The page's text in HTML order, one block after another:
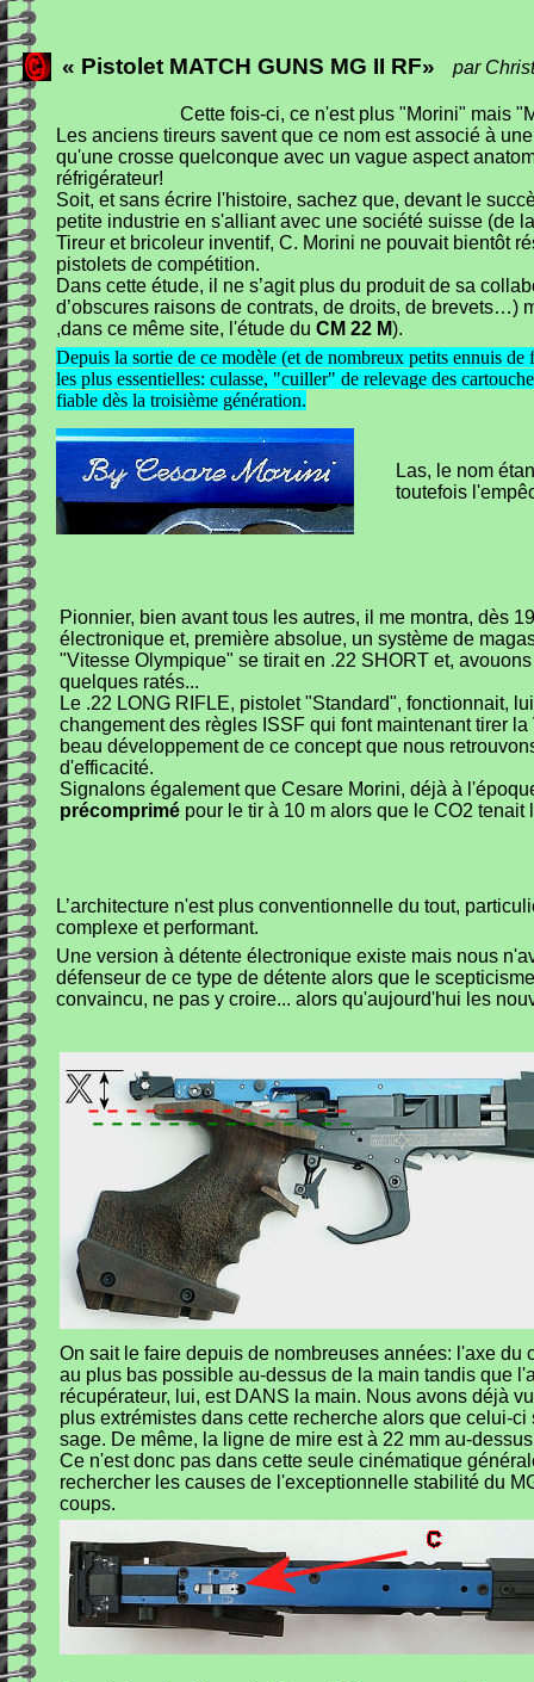
« Pistolet MATCH GUNS MG II RF» par
Cette fois-ci, ce n'est plus "Morini" mais
Les anciens tireurs savent que ce nom est associé à
qu'une crosse quelconque avec un vague aspect
réfrigérateur!
Soit, et sans écrire l'histoire, sachez que, devant le
petite industrie en s'alliant avec une société suisse (de
Tireur et bricoleur inventif, C. Morini ne pouvait bientôt
pistolets de compétition.
Dans cette étude, il ne s’agit plus du produit de sa
d’obscures raisons de contrats, de droits, de brevets…)
,dans ce même site, l'étude du CM 22 M).
Depuis la sortie de ce modèle (et de nombreux petits ennuis
les plus essentielles: culasse, "cuiller" de relevage des
fiable dès la troisième génération.
Las, le nom
toutefois
Pionnier, bien avant tous les autres, il me montra, dès
électronique et, première absolue, un système de
"Vitesse Olympique" se tirait en .22 SHORT et,
quelques ratés...
Le .22 LONG RIFLE, pistolet "Standard", fonctionnait,
changement des règles ISSF qui font maintenant tirer
beau développement de ce concept que nous retrouvon
d'efficacité.
Signalons également que Cesare Morini, déjà à
précomprimé pour le tir à 10 m alors que le CO2 tenait
L’architecture n'est plus conventionnelle du tout,
complexe et performant.
Une version à détente électronique existe mais nous
défenseur de ce type de détente alors que le
convaincu, ne pas y croire... alors qu'aujourd'hui les
On sait le faire depuis de nombreuses années: l'axe du
au plus bas possible au-dessus de la main tandis que
récupérateur, lui, est DANS la main. Nous avons déjà
plus extrémistes dans cette recherche alors que celui-ci
sage. De même, la ligne de mire est à 22 mm au-
Ce n'est donc pas dans cette seule cinématique
rechercher les causes de l'exceptionnelle stabilité du
coups.